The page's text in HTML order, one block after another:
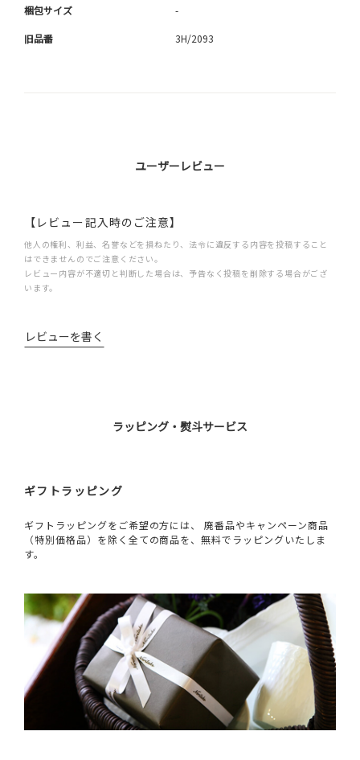
梱包サイズ -
旧品番 3H/2093
ユーザーレビュー
【レビュー記入時のご注意】
他人の権利、利益、名誉などを損ねたり、法令に違反する内容を投稿すること
はできませんのでご注意ください。
レビュー内容が不適切と判断した場合は、予告なく投稿を削除する場合がござ
います。
レビューを書く
ラッピング・熨斗サービス
ギフトラッピング
ギフトラッピングをご希望の方には、 廃番品やキャンペーン商品
（特別価格品）を除く全ての商品を、無料でラッピングいたしま
す。